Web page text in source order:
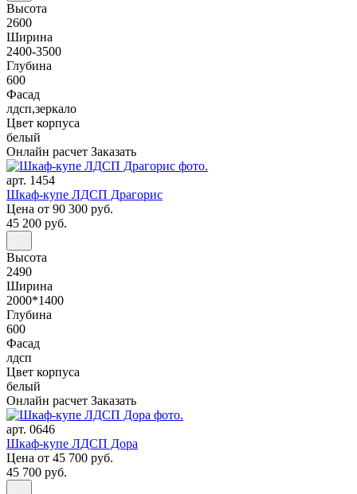
Высота
2600
Ширина
2400-3500
Глубина
600
Фасад
лдсп,зеркало
Цвет корпуса
белый
Онлайн расчет Заказать
арт. 1454
Шкаф-купе ЛДСП Драгорис
Цена от 90 300 руб.
45 200 руб.
Высота
2490
Ширина
2000*1400
Глубина
600
Фасад
лдсп
Цвет корпуса
белый
Онлайн расчет Заказать
арт. 0646
Шкаф-купе ЛДСП Дора
Цена от 45 700 руб.
45 700 руб.